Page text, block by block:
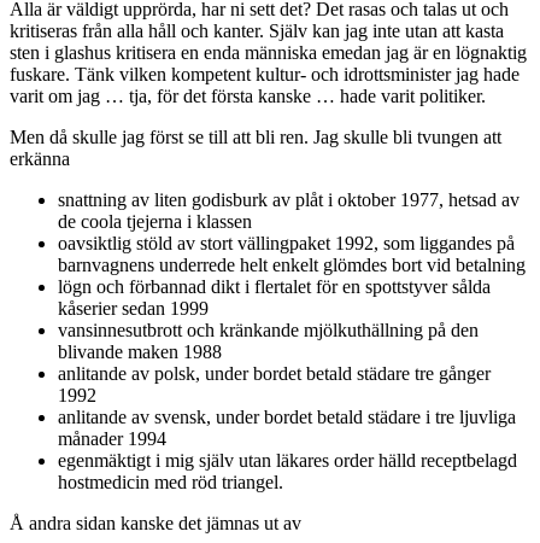
Alla är väldigt upprörda, har ni sett det? Det rasas och talas ut och
kritiseras från alla håll och kanter. Själv kan jag inte utan att kasta
sten i glashus kritisera en enda människa emedan jag är en lögnaktig
fuskare. Tänk vilken kompetent kultur- och idrottsminister jag hade
varit om jag … tja, för det första kanske … hade varit politiker.
Men då skulle jag först se till att bli ren. Jag skulle bli tvungen att
erkänna
snattning av liten godisburk av plåt i oktober 1977, hetsad av
de coola tjejerna i klassen
oavsiktlig stöld av stort vällingpaket 1992, som liggandes på
barnvagnens underrede helt enkelt glömdes bort vid betalning
lögn och förbannad dikt i flertalet för en spottstyver sålda
kåserier sedan 1999
vansinnesutbrott och kränkande mjölkuthällning på den
blivande maken 1988
anlitande av polsk, under bordet betald städare tre gånger
1992
anlitande av svensk, under bordet betald städare i tre ljuvliga
månader 1994
egenmäktigt i mig själv utan läkares order hälld receptbelagd
hostmedicin med röd triangel.
Å andra sidan kanske det jämnas ut av